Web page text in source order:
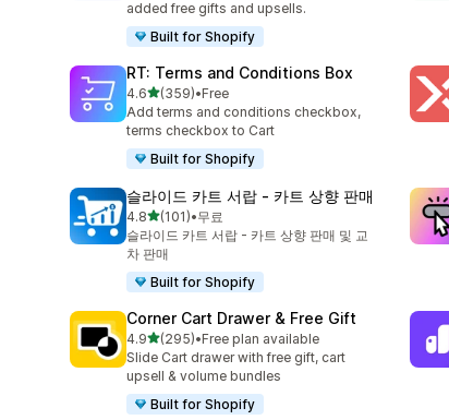
added free gifts and upsells.
Built for Shopify
RT: Terms and Conditions Box
4.6별 5개 중
(359)
총 리뷰 359개
•Free
Add terms and conditions checkbox,
terms checkbox to Cart
Built for Shopify
슬라이드 카트 서랍 ‑ 카트 상향 판매
4.8별 5개 중
(101)
총 리뷰 101개
•무료
슬라이드 카트 서랍 - 카트 상향 판매 및 교
차 판매
Built for Shopify
Corner Cart Drawer & Free Gift
4.9별 5개 중
(295)
총 리뷰 295개
•Free plan available
Slide Cart drawer with free gift, cart
upsell & volume bundles
Built for Shopify